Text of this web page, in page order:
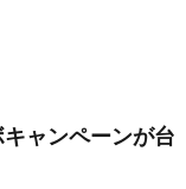
ャンペーンが台